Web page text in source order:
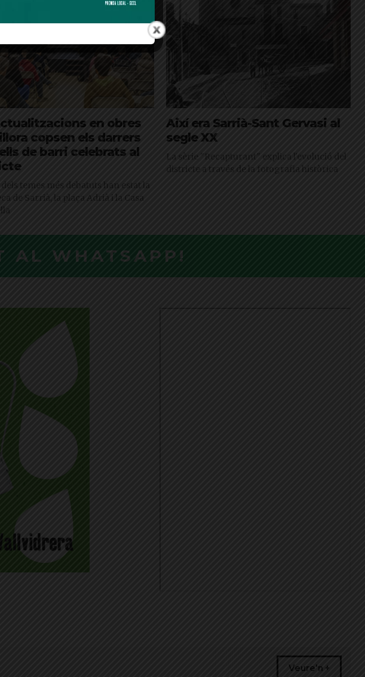
en obres
copsen els darrers
de barri celebrats al
temes més debatuts han estat la
de Sarrià, la plaça Adrià i la Casa
Així era Sarrià-Sant Gervasi al
segle XX
La sèrie "Recapturant" explica l'evolució del
districte a través de la fotografia històrica
AL WHATSAPP!
Veure'n +